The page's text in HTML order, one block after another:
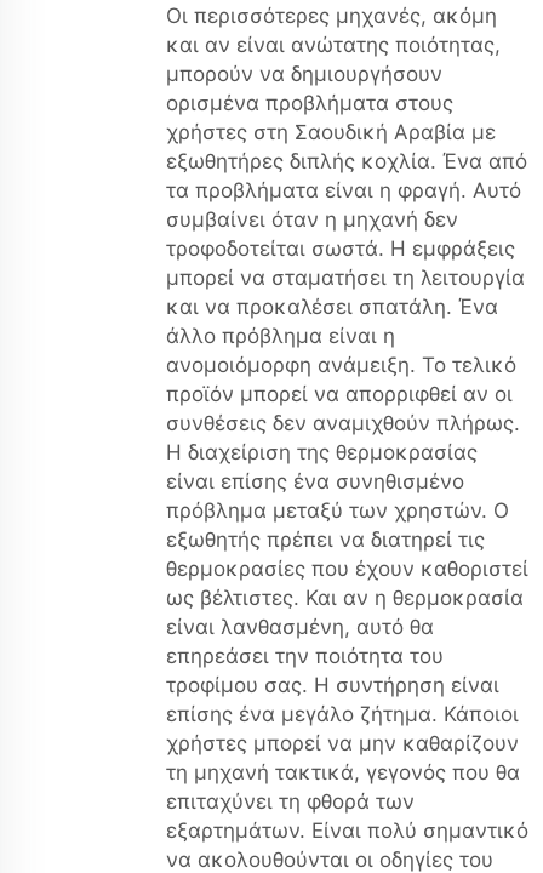
Οι περισσότερες μηχανές, ακόμη
και αν είναι ανώτατης ποιότητας,
μπορούν να δημιουργήσουν
ορισμένα προβλήματα στους
χρήστες στη Σαουδική Αραβία με
εξωθητήρες διπλής κοχλία. Ένα από
τα προβλήματα είναι η φραγή. Αυτό
συμβαίνει όταν η μηχανή δεν
τροφοδοτείται σωστά. Η εμφράξεις
μπορεί να σταματήσει τη λειτουργία
και να προκαλέσει σπατάλη. Ένα
άλλο πρόβλημα είναι η
ανομοιόμορφη ανάμειξη. Το τελικό
προϊόν μπορεί να απορριφθεί αν οι
συνθέσεις δεν αναμιχθούν πλήρως.
Η διαχείριση της θερμοκρασίας
είναι επίσης ένα συνηθισμένο
πρόβλημα μεταξύ των χρηστών. Ο
εξωθητής πρέπει να διατηρεί τις
θερμοκρασίες που έχουν καθοριστεί
ως βέλτιστες. Και αν η θερμοκρασία
είναι λανθασμένη, αυτό θα
επηρεάσει την ποιότητα του
τροφίμου σας. Η συντήρηση είναι
επίσης ένα μεγάλο ζήτημα. Κάποιοι
χρήστες μπορεί να μην καθαρίζουν
τη μηχανή τακτικά, γεγονός που θα
επιταχύνει τη φθορά των
εξαρτημάτων. Είναι πολύ σημαντικό
να ακολουθούνται οι οδηγίες του